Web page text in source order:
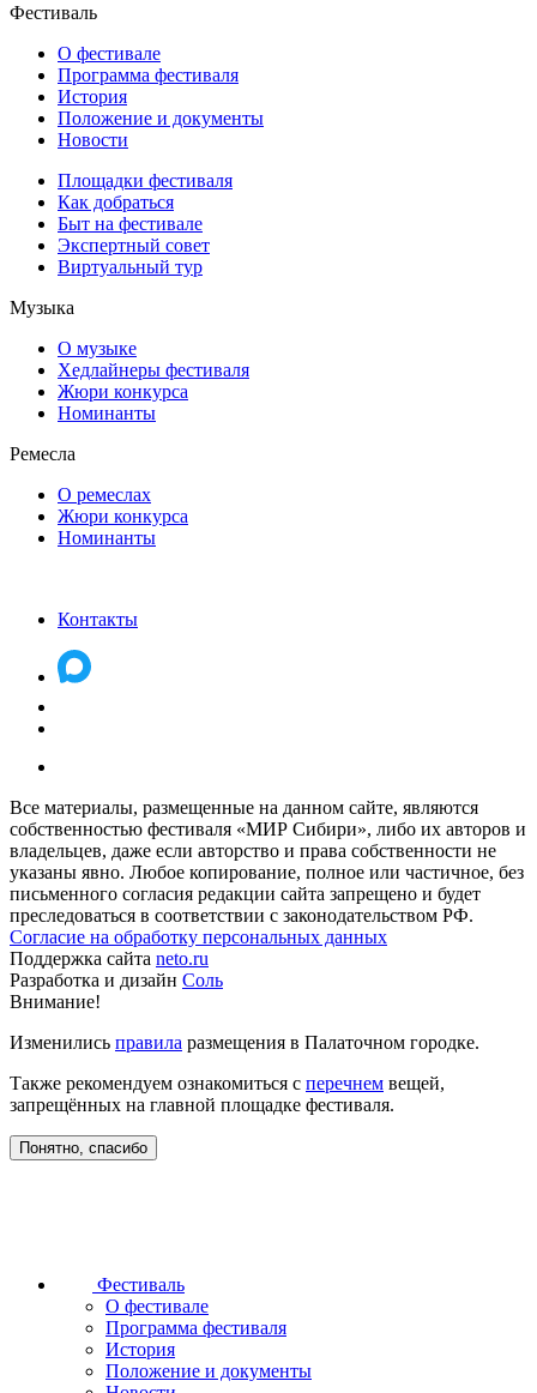
Фестиваль
О фестивале
Программа фестиваля
История
Положение и документы
Новости
Площадки фестиваля
Как добраться
Быт на фестивале
Экспертный совет
Виртуальный тур
Музыка
О музыке
Хедлайнеры фестиваля
Жюри конкурса
Номинанты
Ремесла
О ремеслах
Жюри конкурса
Номинанты
Контакты
Все материалы, размещенные на данном сайте, являются
собственностью фестиваля «МИР Сибири», либо их авторов и
владельцев, даже если авторство и права собственности не
указаны явно. Любое копирование, полное или частичное, без
письменного согласия редакции сайта запрещено и будет
преследоваться в соответствии с законодательством РФ.
Согласие на обработку персональных данных
Поддержка сайта neto.ru
Разработка и дизайн Соль
Внимание!
Изменились правила размещения в Палаточном городке.
Также рекомендуем ознакомиться с перечнем вещей,
запрещённых на главной площадке фестиваля.
Понятно, спасибо
Фестиваль
О фестивале
Программа фестиваля
История
Положение и документы